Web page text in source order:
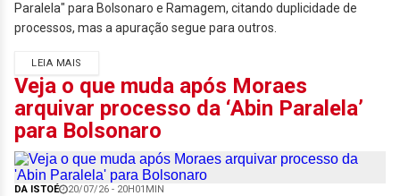
Paralela" para Bolsonaro e Ramagem, citando duplicidade de
processos, mas a apuração segue para outros.
LEIA MAIS
Veja o que muda após Moraes
arquivar processo da ‘Abin Paralela’
para Bolsonaro
DA ISTOÉ 20/07/26 - 20H01MIN